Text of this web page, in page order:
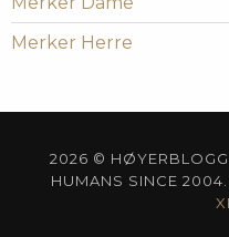
Merker Herre
2026 © HØYERBLOGG
HUMANS SINCE